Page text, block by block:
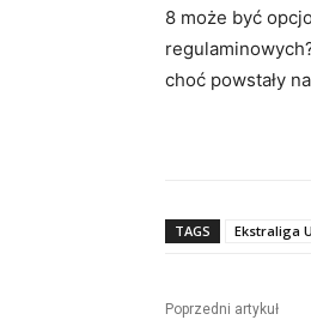
8 może być
choć powstały
TAGS Ekstraliga
Poprzedni artykuł